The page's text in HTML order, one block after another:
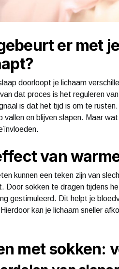
er met
doorloopt je lichaam
dat proces is het reguleren
is dat het tijd is om te
vallen en blijven slapen. Maar
van
kunnen een teken zijn van
Door sokken te dragen tijdens
gestimuleerd. Dit helpt je
kan je lichaam sneller
met sokken: